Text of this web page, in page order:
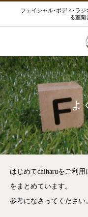
フェイシャル･ボディ･ラ
る室蘭
よ
はじめてchiharuをご利
をまとめています。
参考になさってください